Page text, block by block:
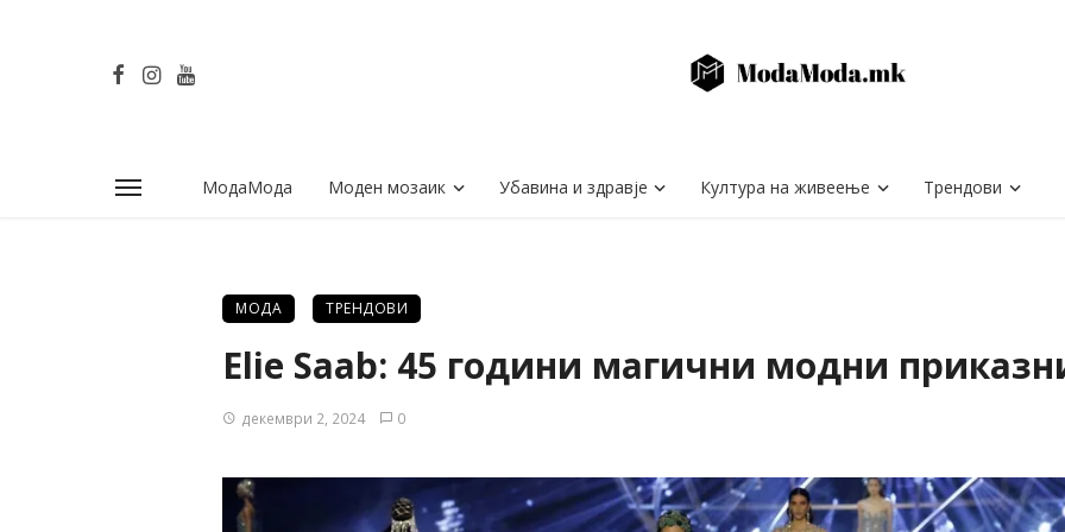
МодаМода Моден мозаик Убавина и здравје Култура на живеење Трендови
МОДА ТРЕНДОВИ
Elie Saab: 45 години магични модни
декември 2, 2024 0